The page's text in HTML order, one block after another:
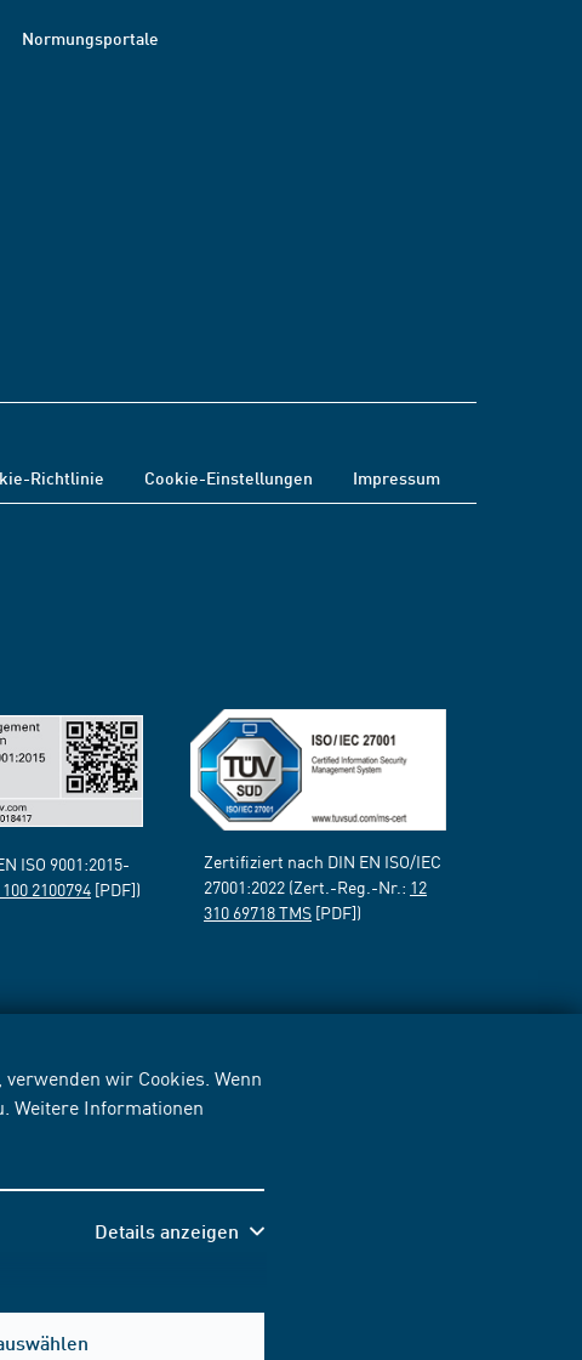
wir Cookies. Wenn
Weitere Informationen
Details anzeigen
Normungsportale
Richtlinie Cookie-Einstellungen Impressum
ISO 9001:2015-
2100794[PDF])
Zertifiziert nach DIN EN ISO/IEC
27001:2022 (Zert.-Reg.-Nr.: 12
310 69718 TMS [PDF])